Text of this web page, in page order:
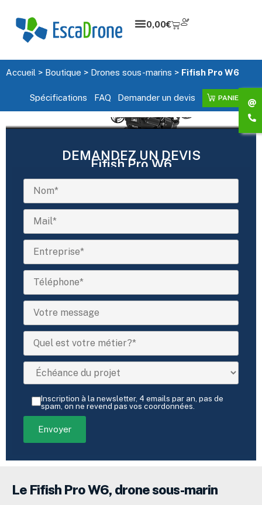
0,00€
Accueil > Boutique > Drones sous-marins > Fifish Pro W6
Spécifications FAQ Demander un devis PANIER
DEMANDEZ UN DEVIS
Fifish Pro W6
Inscription à la newsletter, 4 emails par an, pas de
spam, on ne revend pas vos coordonnées.
Le Fifish Pro W6, drone sous-marin